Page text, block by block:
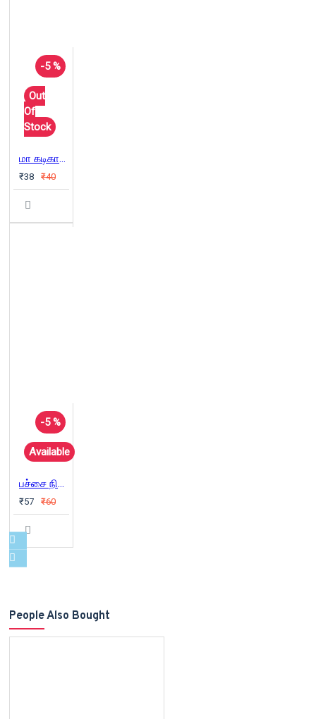
-5 %
Out
Of
Stock
மா கடிகாரம்
₹38 ₹40
-5 %
Available
பச்சை நிழல்
₹57 ₹60
People Also Bought